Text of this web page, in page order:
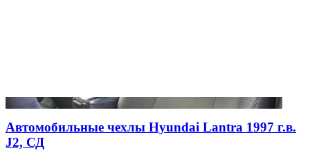
Автомобильные чехлы Hyundai Lantra 1997 г.в.
J2, СД